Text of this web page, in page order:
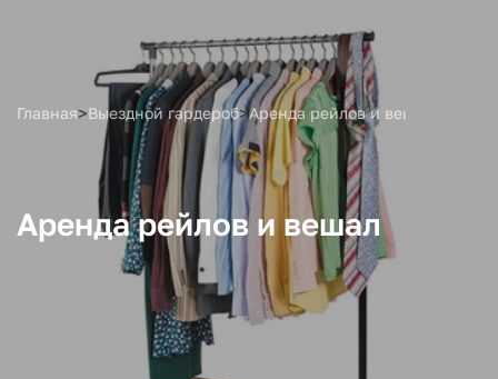
Главная>Выездной гардероб>Аренда рейлов и вешал
Аренда рейлов и вешал